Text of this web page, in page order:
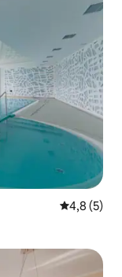
4,8 (5)